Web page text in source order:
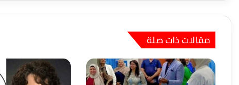
مقالات ذات صلة